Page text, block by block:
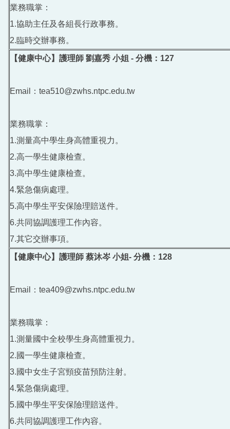
業務職掌：
1.協助主任及各組長行政事務。
2.臨時交辦事務。
【健康中心】護理師 劉嘉秀 小姐 - 分機：127
Email：tea510@zwhs.ntpc.edu.tw
業務職掌：
1.測量高中學生身高體重視力。
2.高一學生健康檢查。
3.高中學生健康檢查。
4.緊急傷病處理。
5.高中學生平安保險理賠送件。
6.共同協調護理工作內容。
7.其它交辦事項。
【健康中心】護理師 蔡沐岑 小姐- 分機：128
Email：tea409@zwhs.ntpc.edu.tw
業務職掌：
1.測量國中全校學生身高體重視力。
2.國一學生健康檢查。
3.國中女生子宮頸疫苗預防注射。
4.緊急傷病處理。
5.國中學生平安保險理賠送件。
6.共同協調護理工作內容。